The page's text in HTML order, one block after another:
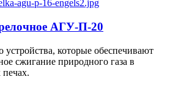
АГУ-П-20
которые обеспечивают
сжигание природного газа в